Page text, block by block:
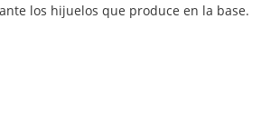
los hijuelos que produce en la base.